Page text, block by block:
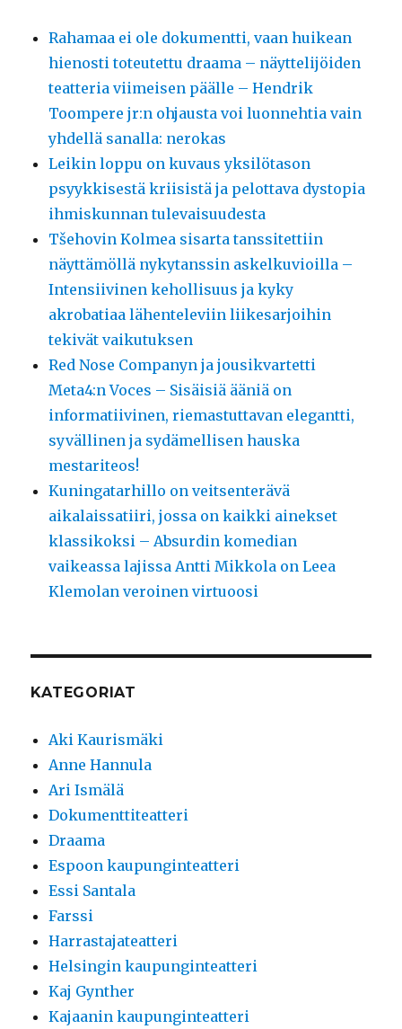
Rahamaa ei ole dokumentti, vaan huikean
hienosti toteutettu draama – näyttelijöiden
teatteria viimeisen päälle – Hendrik
Toompere jr:n ohjausta voi luonnehtia vain
yhdellä sanalla: nerokas
Leikin loppu on kuvaus yksilötason
psyykkisestä kriisistä ja pelottava dystopia
ihmiskunnan tulevaisuudesta
Tšehovin Kolmea sisarta tanssitettiin
näyttämöllä nykytanssin askelkuvioilla –
Intensiivinen kehollisuus ja kyky
akrobatiaa lähenteleviin liikesarjoihin
tekivät vaikutuksen
Red Nose Companyn ja jousikvartetti
Meta4:n Voces – Sisäisiä ääniä on
informatiivinen, riemastuttavan elegantti,
syvällinen ja sydämellisen hauska
mestariteos!
Kuningatarhillo on veitsenterävä
aikalaissatiiri, jossa on kaikki ainekset
klassikoksi – Absurdin komedian
vaikeassa lajissa Antti Mikkola on Leea
Klemolan veroinen virtuoosi
KATEGORIAT
Aki Kaurismäki
Anne Hannula
Ari Ismälä
Dokumenttiteatteri
Draama
Espoon kaupunginteatteri
Essi Santala
Farssi
Harrastajateatteri
Helsingin kaupunginteatteri
Kaj Gynther
Kajaanin kaupunginteatteri